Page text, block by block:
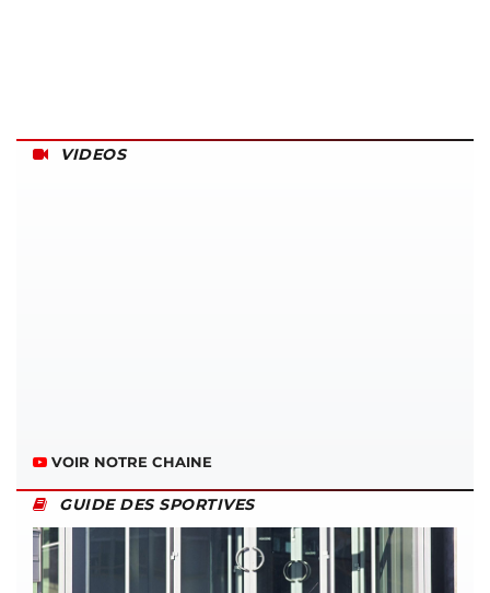
VIDEOS
VOIR NOTRE CHAINE
GUIDE DES SPORTIVES